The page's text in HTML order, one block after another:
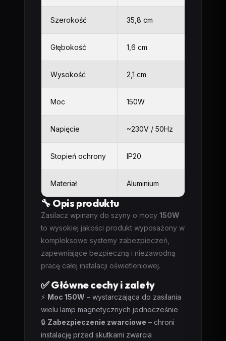
Szerokość 35,8 cm
Głębokość 1,6 cm
Wysokość 2,1 cm
Moc 150W
Napięcie ~230V / 50Hz
Stopień ochrony IP20
Materiał Aluminium
🔧 Opis produktu
Zasilacz wpinany do szyny o mocy 150W
to wysokiej jakości produkt wyposażony w
kompleksowe systemy zabezpieczeń,
zapewniające bezpieczną i niezawodną
pracę całej instalacji oświetleniowej.
✅ Główne cechy i zalety
⚡ Moc 150W – wystarczająca do zasilania
wielu lamp magnetycznych jednocześnie
🔒 Zabezpieczenie zwarciowe – chroni
instalację przed skutkami zwarcia